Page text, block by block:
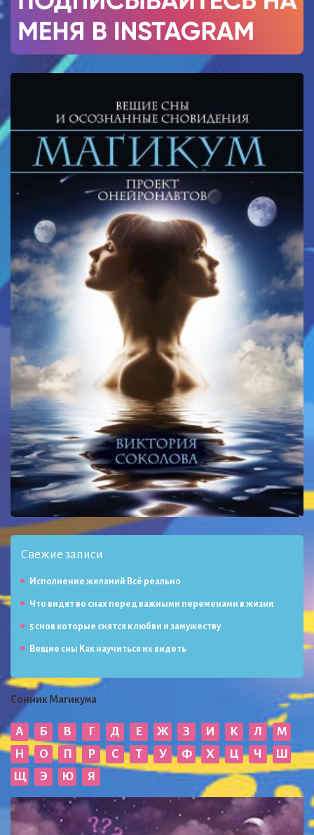
Свежие записи
Исполнение желаний Всё реально
Что видят во снах перед важными переменами в жизни
5 снов которые снятся к любви и замужеству
Вещие сны Как научиться их видеть
Сонник Магикума
А Б В Г Д Е Ж З И К Л
М
Н
О П Р С Т У Ф Х Ц Ч
Ш
Щ
Э Ю Я